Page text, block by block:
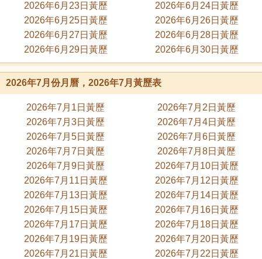
2026年6月23日黃歷
2026年6月24日黃歷
2026年6月25日黃歷
2026年6月26日黃歷
2026年6月27日黃歷
2026年6月28日黃歷
2026年6月29日黃歷
2026年6月30日黃歷
2026年7月份月曆，2026年7月黃歷表
2026年7月1日黃歷
2026年7月2日黃歷
2026年7月3日黃歷
2026年7月4日黃歷
2026年7月5日黃歷
2026年7月6日黃歷
2026年7月7日黃歷
2026年7月8日黃歷
2026年7月9日黃歷
2026年7月10日黃歷
2026年7月11日黃歷
2026年7月12日黃歷
2026年7月13日黃歷
2026年7月14日黃歷
2026年7月15日黃歷
2026年7月16日黃歷
2026年7月17日黃歷
2026年7月18日黃歷
2026年7月19日黃歷
2026年7月20日黃歷
2026年7月21日黃歷
2026年7月22日黃歷